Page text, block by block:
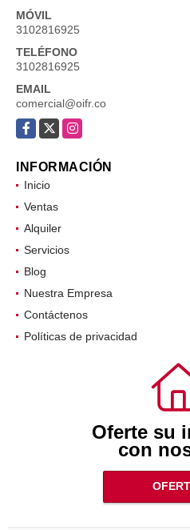
MÓVIL
3102816925
TELÉFONO
3102816925
EMAIL
comercial@oifr.co
Facebook
X Instagram
INFORMACIÓN
Inicio
Ventas
Alquiler
Servicios
Blog
Nuestra Empresa
Contáctenos
Políticas de privacidad
Oferte su
con